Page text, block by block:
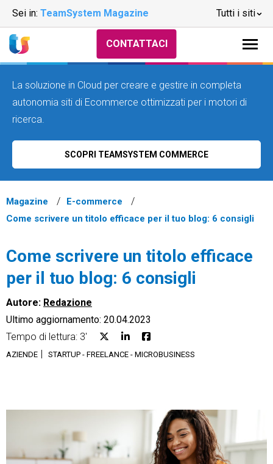
Sei in: TeamSystem Magazine Tutti i siti
CRM
Financial Solutions
CONTATTACI
La soluzione in Cloud per creare e gestire in completa
autonomia siti di Ecommerce ottimizzati per i motori di
ricerca.
SCOPRI TEAMSYSTEM COMMERCE
Magazine
E-commerce
Come scrivere un titolo efficace per il tuo blog: 6 consigli
Come scrivere un titolo efficace
per il tuo blog: 6 consigli
Autore: Redazione
Ultimo aggiornamento: 20.04.2023
Tempo di lettura: 3'
AZIENDE STARTUP - FREELANCE - MICROBUSINESS